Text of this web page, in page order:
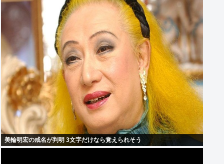
美輪明宏の戒名が判明 3文字だけなら覚えられそう